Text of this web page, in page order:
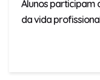
Alunos participam
da vida